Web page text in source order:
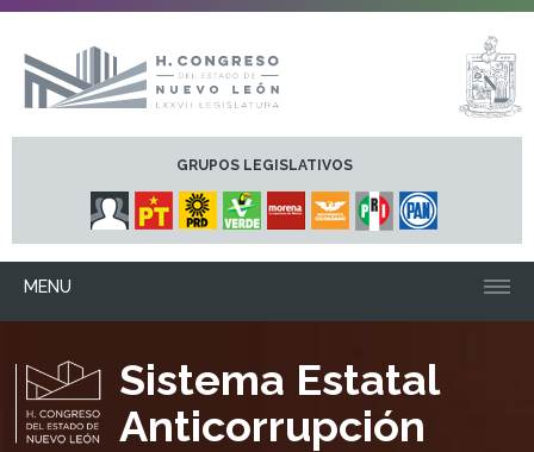
GRUPOS LEGISLATIVOS
MENU
Sistema Estatal
Anticorrupción